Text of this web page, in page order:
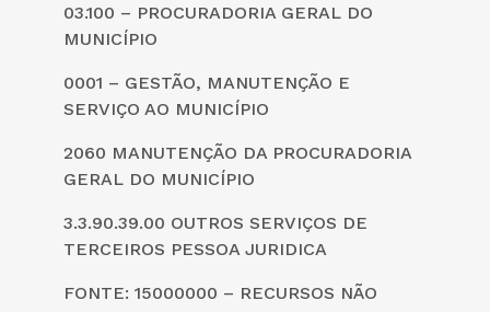
03.100 – PROCURADORIA GERAL DO
MUNICÍPIO
0001 – GESTÃO, MANUTENÇÃO E
SERVIÇO AO MUNICÍPIO
2060 MANUTENÇÃO DA PROCURADORIA
GERAL DO MUNICÍPIO
3.3.90.39.00 OUTROS SERVIÇOS DE
TERCEIROS PESSOA JURIDICA
FONTE: 15000000 – RECURSOS NÃO